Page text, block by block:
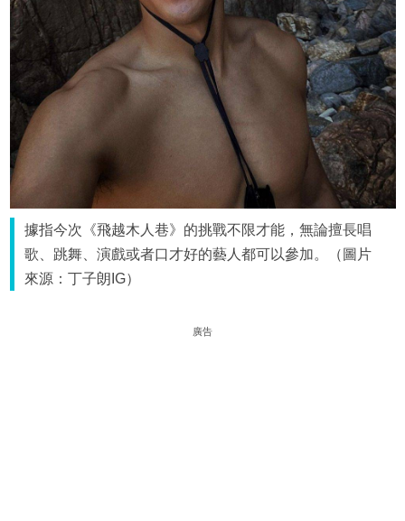
據指今次《飛越木人巷》的挑戰不限才能，無論擅長唱
歌、跳舞、演戲或者口才好的藝人都可以參加。（圖片
來源：丁子朗IG）
廣告